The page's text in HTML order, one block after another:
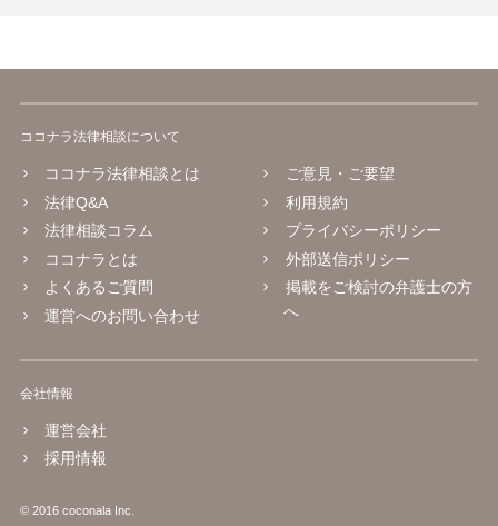
ココナラ法律相談について
ココナラ法律相談とは
法律Q&A
法律相談コラム
ココナラとは
よくあるご質問
運営へのお問い合わせ
ご意見・ご要望
利用規約
プライバシーポリシー
外部送信ポリシー
掲載をご検討の弁護士の方
へ
会社情報
運営会社
採用情報
© 2016 coconala Inc.